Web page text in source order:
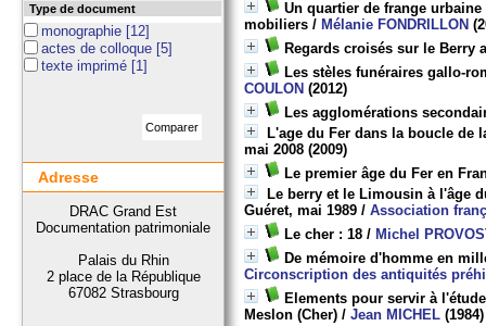
Un quartier de frange
mobiliers / Mélanie FONDRILLON
Regards croisés sur le Berry
Les stèles funéraires gallo-
COULON (2012)
Les agglomérations
L'age du Fer dans la boucle de
mai 2008 (2009)
Le premier âge du Fer en
Le berry et le Limousin à l'âge
Guéret, mai 1989 /Association
Le cher : 18 / Michel
De mémoire d'homme en
Circonscription des antiquités
Elements pour servir à
Meslon (Cher) /Jean MICHEL (1984)
Type de document
monographie [12]
actes de colloque [5]
texte imprimé [1]
Adresse
DRAC Grand Est
Documentation patrimoniale
Palais du Rhin
2 place de la République
67082 Strasbourg